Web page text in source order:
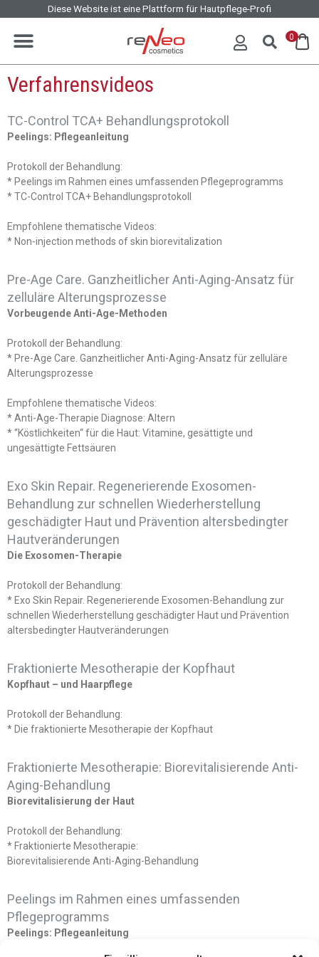
Diese Website ist eine Plattform für Hautpflege-Profi
0
Verfahrensvideos
TC-Control TCA+ Behandlungsprotokoll
Peelings: Pflegeanleitung
Protokoll der Behandlung:
* Peelings im Rahmen eines umfassenden Pflegeprogramms
* TC-Control TCA+ Behandlungsprotokoll
Empfohlene thematische Videos:
* Non-injection methods of skin biorevitalization
Pre-Age Care. Ganzheitlicher Anti-Aging-Ansatz für
zelluläre Alterungsprozesse
Vorbeugende Anti-Age-Methoden
Protokoll der Behandlung:
* Pre-Age Care. Ganzheitlicher Anti-Aging-Ansatz für zelluläre
Alterungsprozesse
Empfohlene thematische Videos:
* Anti-Age-Therapie Diagnose: Altern
* “Köstlichkeiten“ für die Haut: Vitamine, gesättigte und
ungesättigte Fettsäuren
Exo Skin Repair. Regenerierende Exosomen-
Behandlung zur schnellen Wiederherstellung
geschädigter Haut und Prävention altersbedingter
Hautveränderungen
Die Exosomen-Therapie
Protokoll der Behandlung:
* Exo Skin Repair. Regenerierende Exosomen-Behandlung zur
schnellen Wiederherstellung geschädigter Haut und Prävention
altersbedingter Hautveränderungen
Fraktionierte Mesotherapie der Kopfhaut
Kopfhaut – und Haarpflege
Protokoll der Behandlung:
* Die fraktionierte Mesotherapie der Kopfhaut
Fraktionierte Mesotherapie: Biorevitalisierende Anti-
Aging-Behandlung
Biorevitalisierung der Haut
Protokoll der Behandlung:
* Fraktionierte Mesotherapie:
Biorevitalisierende Anti-Aging-Behandlung
Peelings im Rahmen eines umfassenden
Pflegeprogramms
Peelings: Pflegeanleitung